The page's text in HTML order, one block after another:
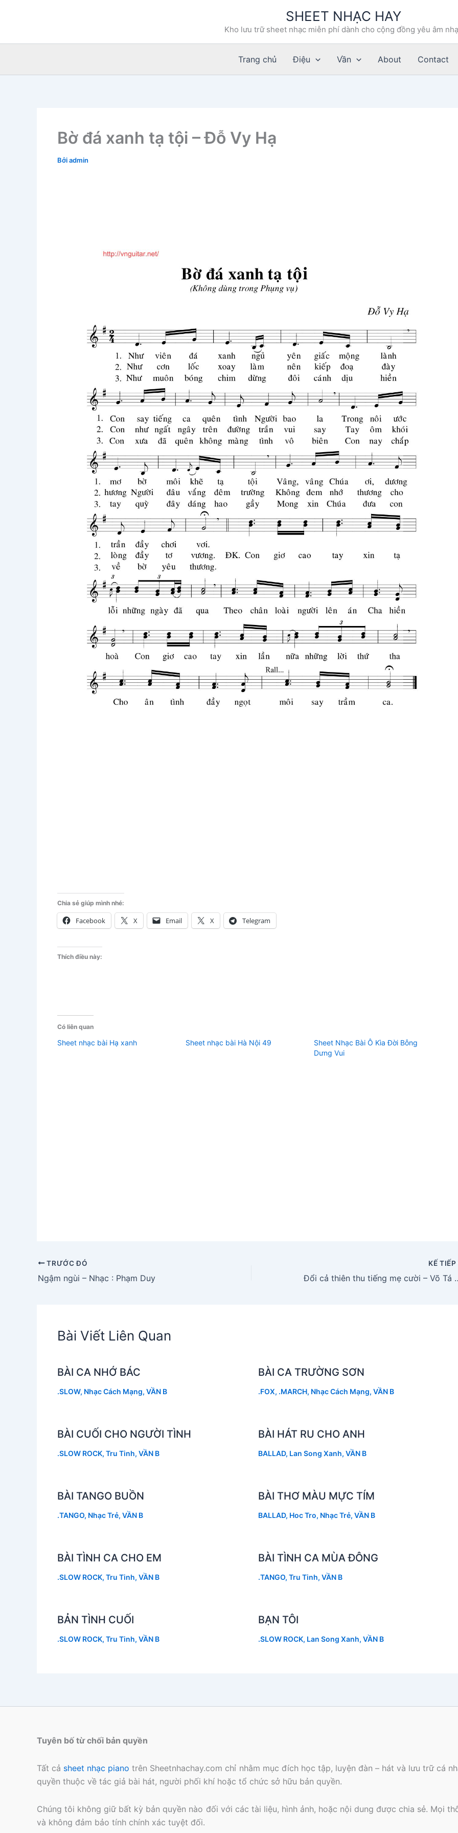
dung
SHEET NHẠC HAY
Kho lưu trữ sheet nhạc miễn phí dành cho cộng đồng yêu âm
Trang chủ Điệu Vần About Contact
Bờ đá xanh tạ tội – Đỗ Vy Hạ
Bởiadmin
Chia sẻ giúp mình nhé:
Facebook X Email X Telegram
Thích điều này:
Có liên quan
Sheet nhạc bài Hạ xanh Sheet nhạc bài Hà Nội 49
Sheet Nhạc Bài Ô Kìa Đời Bỗng
Dưng Vui
TRƯỚC ĐÓ
Ngậm ngùi – Nhạc : Phạm Duy
KẾ TIẾP
Đổi cả thiên thu
Bài Viết Liên Quan
BÀI CA NHỚ BÁC
.SLOW, Nhạc Cách Mạng, VẦN B
BÀI CA TRƯỜNG SƠN
.FOX, .MARCH, Nhạc Cách Mạng, VẦN B
BÀI CUỐI CHO NGƯỜI TÌNH
.SLOW ROCK, Tru Tinh, VẦN B
BÀI HÁT RU CHO ANH
BALLAD, Lan Song Xanh, VẦN B
BÀI TANGO BUỒN
.TANGO, Nhạc Trẻ, VẦN B
BÀI THƠ MÀU MỰC TÍM
BALLAD, Hoc Tro, Nhạc Trẻ, VẦN B
BÀI TÌNH CA CHO EM
.SLOW ROCK, Tru Tinh, VẦN B
BÀI TÌNH CA MÙA ĐÔNG
.TANGO, Tru Tinh, VẦN B
BẢN TÌNH CUỐI
.SLOW ROCK, Tru Tinh, VẦN B
BẠN TÔI
.SLOW ROCK, Lan Song Xanh, VẦN B
Tuyên bố từ chối bản quyền
Tất cả sheet nhạc pianotrên Sheetnhachay.com chỉ nhằm mục đích học tập, luyện đàn – hát và lưu trữ cá
quyền thuộc về tác giả bài hát, người phối khí hoặc tổ chức sở hữu bản quyền.
Chúng tôi không giữ bất kỳ bản quyền nào đối với các tài liệu, hình ảnh, hoặc nội dung được chia sẻ. Mọi
và không đảm bảo tính chính xác tuyệt đối.